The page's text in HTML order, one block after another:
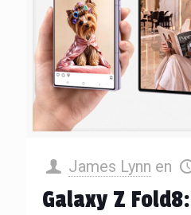
James Lynn en
Galaxy Z